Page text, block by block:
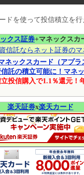
ドを使って投信積立を
クス証券+マネックスカ
ネックスカード（アプラ
託の積立可能に！マネ
投信購入で1.1％還元！
楽天証券x楽天カード